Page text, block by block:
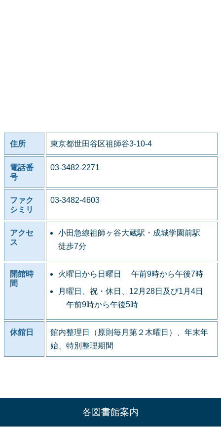
住所 東京都世田谷区祖師谷3-10-4
電話番
号
03-3482-2271
ファク
シミリ
03-3482-4603
アクセ
ス
小田急線祖師ヶ谷大蔵駅・成城学園前駅
徒歩7分
開館時
間
火曜日から日曜日 午前9時から午後7時
月曜日、祝・休日、12月28日及び1月4日
午前9時から午後5時
休館日
館内整理日（原則毎月第２木曜日）、年末年
始、特別整理期間
各図書館案内